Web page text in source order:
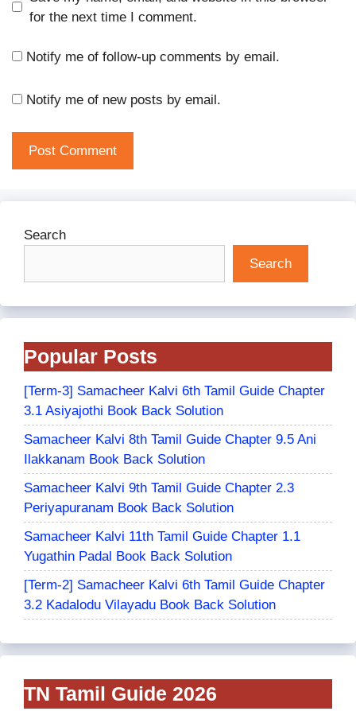
for the next time I comment.
Notify me of follow-up comments by email.
Notify me of new posts by email.
Search
Search
Popular Posts
[Term-3] Samacheer Kalvi 6th Tamil Guide Chapter
3.1 Asiyajothi Book Back Solution
Samacheer Kalvi 8th Tamil Guide Chapter 9.5 Ani
Ilakkanam Book Back Solution
Samacheer Kalvi 9th Tamil Guide Chapter 2.3
Periyapuranam Book Back Solution
Samacheer Kalvi 11th Tamil Guide Chapter 1.1
Yugathin Padal Book Back Solution
[Term-2] Samacheer Kalvi 6th Tamil Guide Chapter
3.2 Kadalodu Vilayadu Book Back Solution
TN Tamil Guide 2026